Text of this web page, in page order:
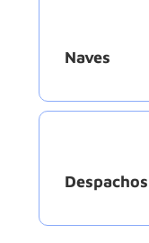
Naves
Despachos